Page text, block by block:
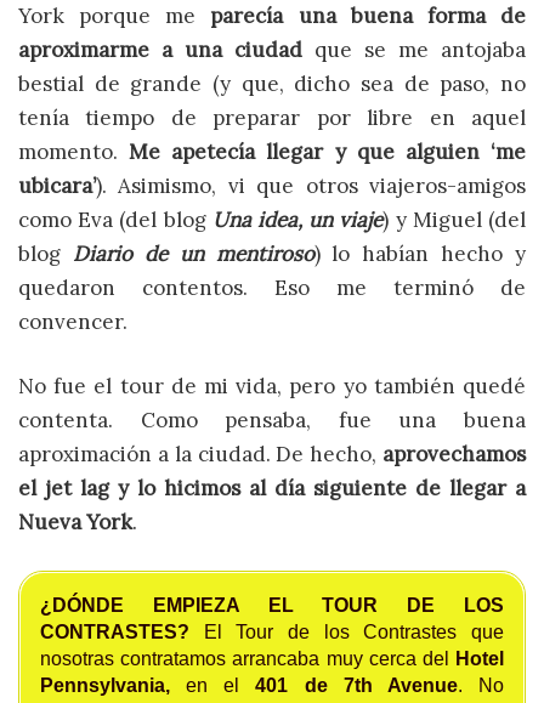
York porque me parecía una buena forma de
aproximarme a una ciudad que se me antojaba
bestial de grande (y que, dicho sea de paso, no
tenía tiempo de preparar por libre en aquel
momento.Me apetecía llegar y que alguien ‘me
ubicara’). Asimismo, vi que otros viajeros-amigos
como Eva (del blog Una idea, un viaje) y Miguel (del
blog Diario de un mentiroso) lo habían hecho y
quedaron contentos. Eso me terminó de
convencer.
No fue el tour de mi vida, pero yo también quedé
contenta. Como pensaba, fue una buena
aproximación a la ciudad. De hecho, aprovechamos
el jet lag y lo hicimos al día siguiente de llegar a
Nueva York.
¿DÓNDE EMPIEZA EL TOUR DE LOS
CONTRASTES?
El Tour de los Contrastes que
nosotras contratamos arrancaba muy cerca del
Hotel
Pennsylvania,en el401 de 7th Avenue. No